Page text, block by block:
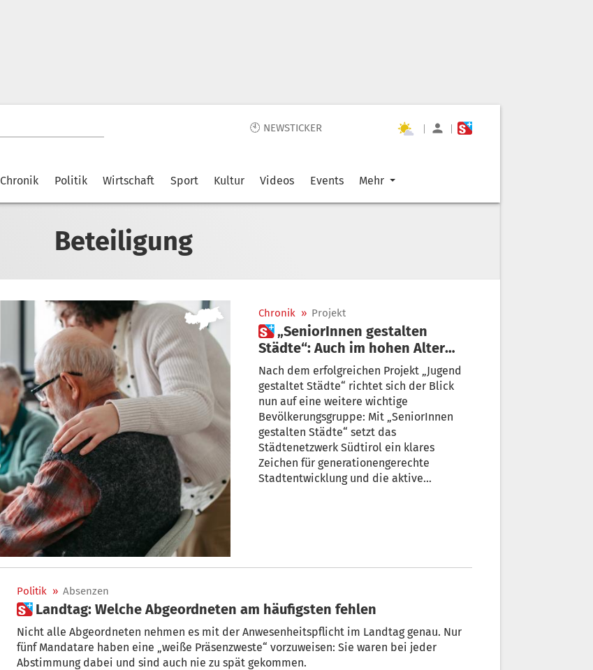
🕙 NEWSTICKER | |
Chronik Politik Wirtschaft Sport Kultur Videos Events Mehr
Beteiligung
Chronik » Projekt
 „SeniorInnen gestalten
Städte“: Auch im hohen Alter
mitentscheiden
Nach dem erfolgreichen Projekt „Jugend
gestaltet Städte“ richtet sich der Blick
nun auf eine weitere wichtige
Bevölkerungsgruppe: Mit „SeniorInnen
gestalten Städte“ setzt das
Städtenetzwerk Südtirol ein klares
Zeichen für generationengerechte
Stadtentwicklung und die aktive
Politik » Absenzen
 Landtag: Welche Abgeordneten am häufigsten fehlen
Nicht alle Abgeordneten nehmen es mit der Anwesenheitspflicht im Landtag genau. Nur
fünf Mandatare haben eine „weiße Präsenzweste“ vorzuweisen: Sie waren bei jeder
Abstimmung dabei und sind auch nie zu spät gekommen.